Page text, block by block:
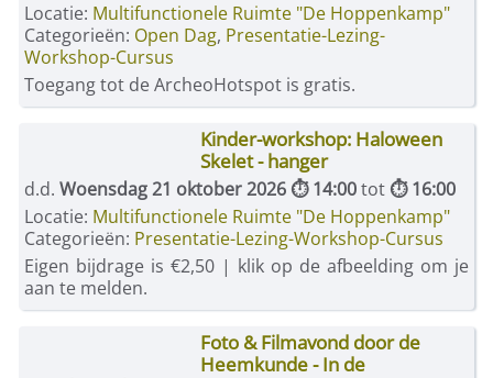
Locatie: Multifunctionele Ruimte "De Hoppenkamp"
Categorieën: Open Dag, Presentatie-Lezing-
Workshop-Cursus
Toegang tot de ArcheoHotspot is gratis.
Kinder-workshop: Haloween
Skelet - hanger
d.d.Woensdag 21 oktober 2026 ⏱ 14:00tot ⏱ 16:00
Locatie: Multifunctionele Ruimte "De Hoppenkamp"
Categorieën: Presentatie-Lezing-Workshop-Cursus
Eigen bijdrage is €2,50 | klik op de afbeelding om je
aan te melden.
Foto & Filmavond door de
Heemkunde - In de